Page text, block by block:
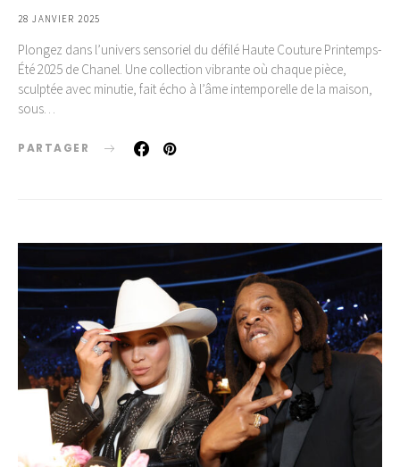
28 JANVIER 2025
Plongez dans l’univers sensoriel du défilé Haute Couture Printemps-
Été 2025 de Chanel. Une collection vibrante où chaque pièce,
sculptée avec minutie, fait écho à l’âme intemporelle de la maison,
sous…
PARTAGER